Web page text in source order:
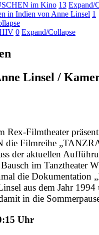
im Kino 13 Expand/
in Indien von Anne Linsel 1
0 Expand/Collapse
Linsel /
Rex-Filmtheater
die Filmreihe
der aktuellen
im Tanztheater
die Dokumentation
aus dem Jahr 1994
in die
Uhr